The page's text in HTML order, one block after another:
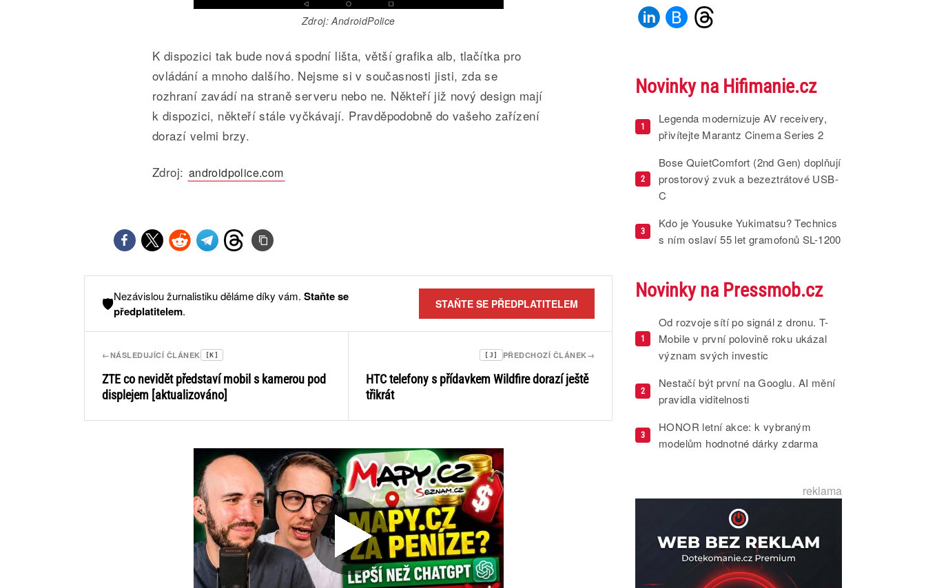
Zdroj: AndroidPolice
K dispozici tak bude nová spodní lišta, větší grafika alb, tlačítka pro
ovládání a mnoho dalšího. Nejsme si v současnosti jisti, zda se
rozhraní zavádí na straně serveru nebo ne. Někteří již nový design mají
k dispozici, někteří stále vyčkávají. Pravděpodobně do vašeho zařízení
dorazí velmi brzy.
Zdroj: androidpolice.com
🛡️Nezávislou žurnalistiku děláme díky vám. Staňte se
předplatitelem. STAŇTE SE PŘEDPLATITELEM
←NÁSLEDUJÍCÍ ČLÁNEK [K]
ZTE co nevidět představí mobil s kamerou pod
displejem [aktualizováno]
→
PŘEDCHOZÍ ČLÁNEK
[J]
HTC telefony s přídavkem Wildfire dorazí ještě
třikrát
Novinky na Hifimanie.cz
1
Legenda modernizuje AV receivery,
přivítejte Marantz Cinema Series 2
2
Bose QuietComfort (2nd Gen) doplňují
prostorový zvuk a bezeztrátové USB-
C
3
Kdo je Yousuke Yukimatsu? Technics
s ním oslaví 55 let gramofonů SL-1200
Novinky na Pressmob.cz
1
Od rozvoje sítí po signál z dronu. T-
Mobile v první polovině roku ukázal
význam svých investic
2
Nestačí být první na Googlu. AI mění
pravidla viditelnosti
3
HONOR letní akce: k vybraným
modelům hodnotné dárky zdarma
reklama